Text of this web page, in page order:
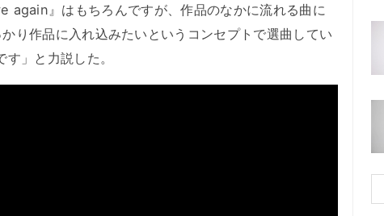
』はもちろんですが、作品のなかに流れる曲に
り作品に入れ込みたいというコンセプトで選曲してい
」と力説した。